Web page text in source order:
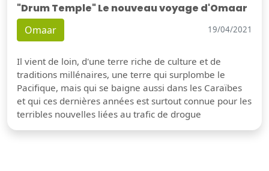
"Drum Temple" Le nouveau voyage d'Omaar
Omaar 19/04/2021
Il vient de loin, d'une terre riche de culture et de
traditions millénaires, une terre qui surplombe le
Pacifique, mais qui se baigne aussi dans les Caraïbes
et qui ces dernières années est surtout connue pour les
terribles nouvelles liées au trafic de drogue